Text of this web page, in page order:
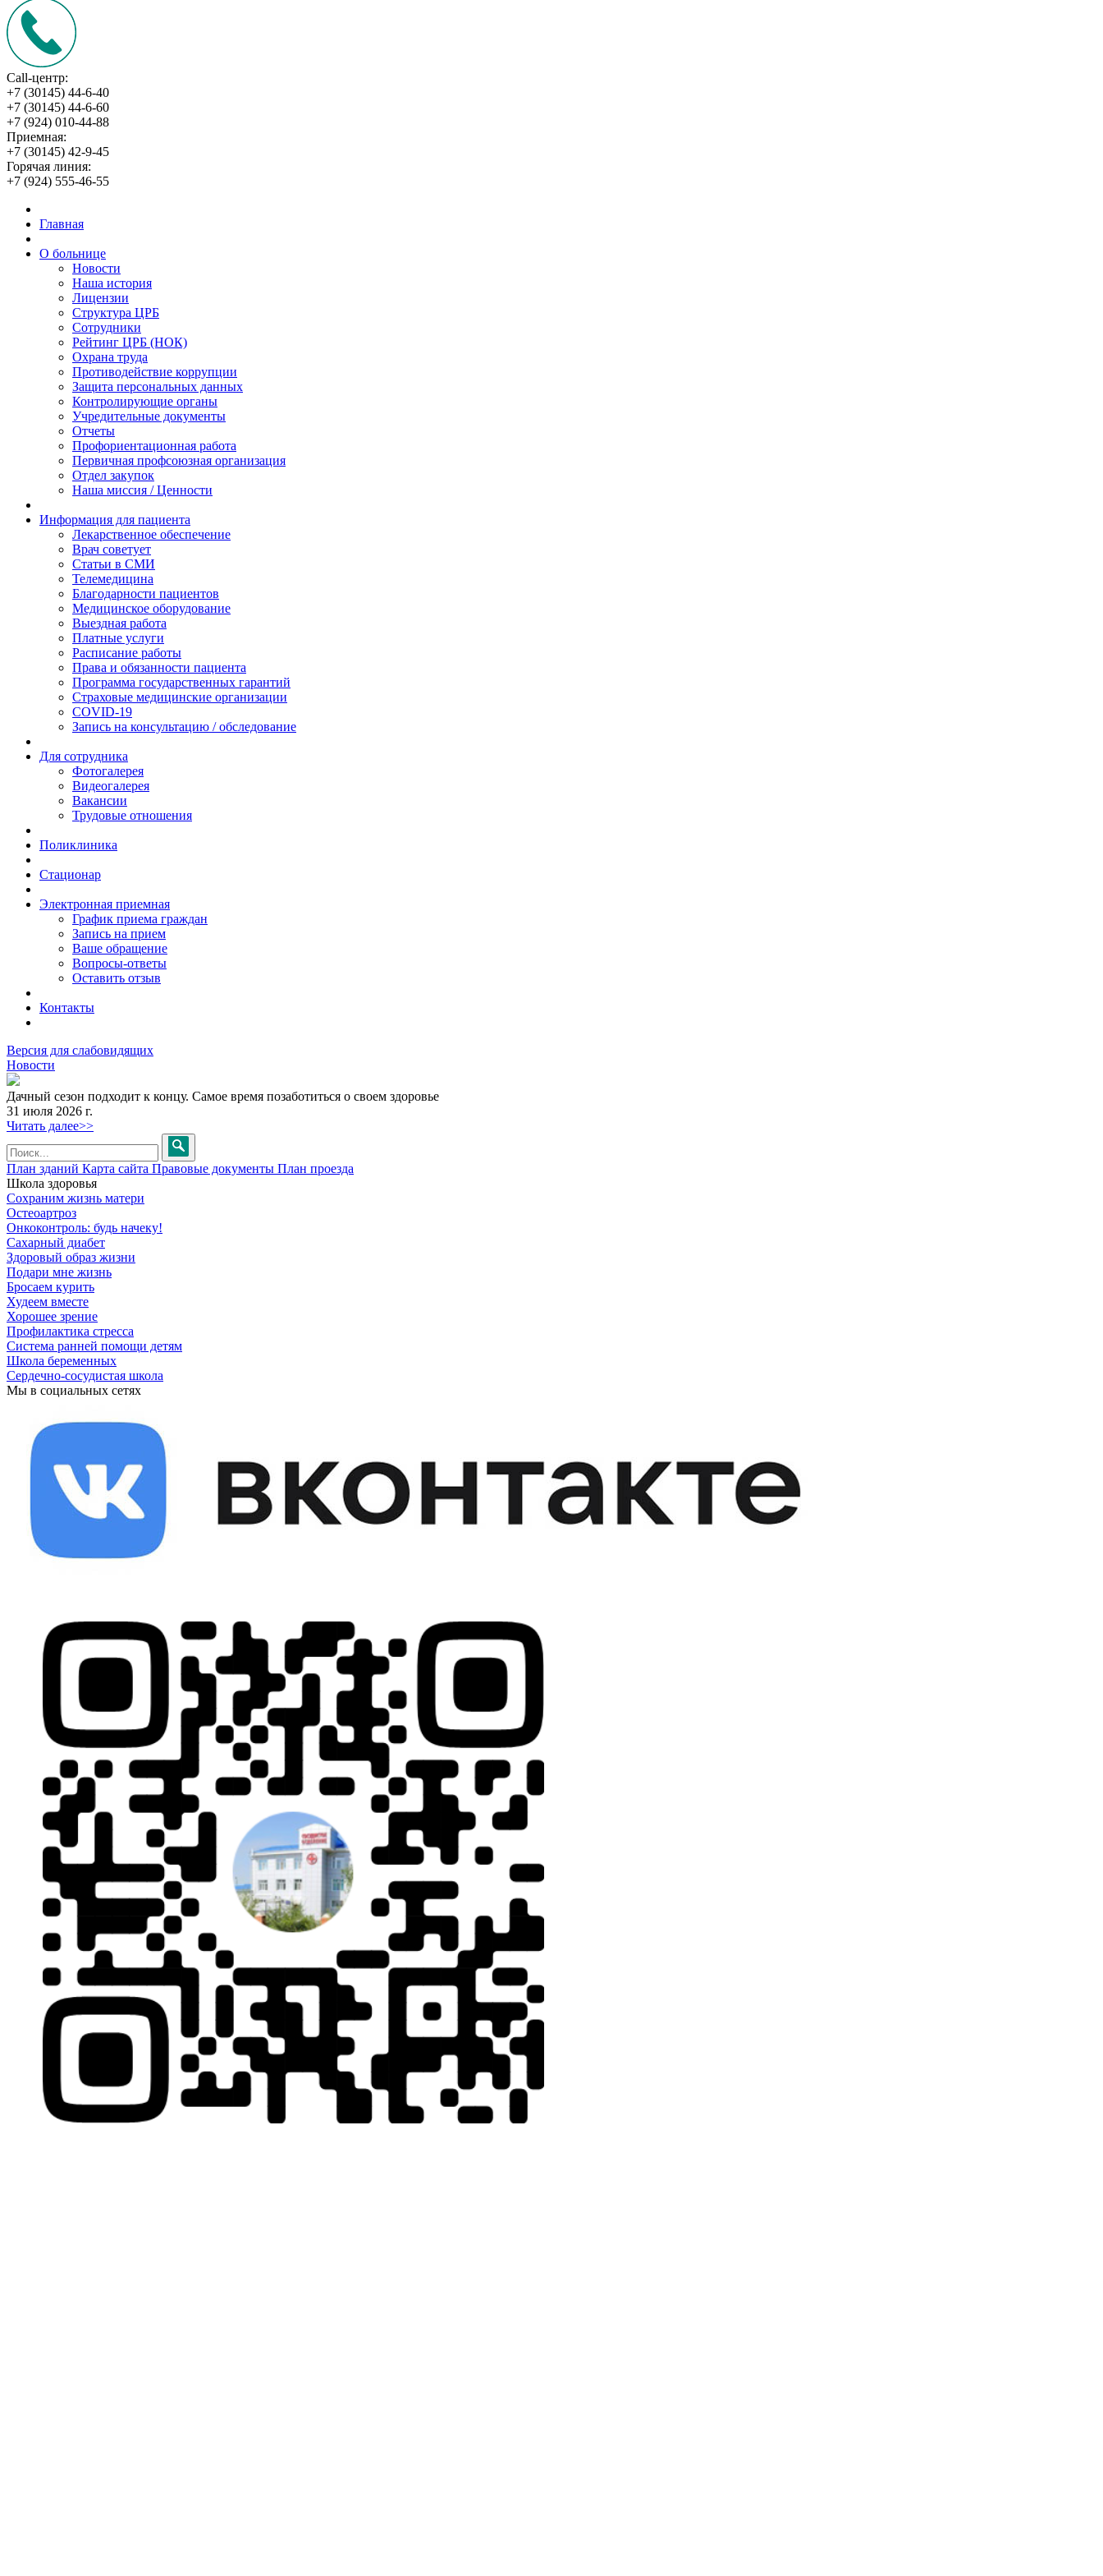
Call-центр:
+7 (30145) 44-6-40
+7 (30145) 44-6-60
+7 (924) 010-44-88
Приемная:
+7 (30145) 42-9-45
Горячая линия:
+7 (924) 555-46-55
Главная
О больнице
Новости
Наша история
Лицензии
Структура ЦРБ
Сотрудники
Рейтинг ЦРБ (НОК)
Охрана труда
Противодействие коррупции
Защита персональных данных
Контролирующие органы
Учредительные документы
Отчеты
Профориентационная работа
Первичная профсоюзная организация
Отдел закупок
Наша миссия / Ценности
Информация для пациента
Лекарственное обеспечение
Врач советует
Статьи в СМИ
Телемедицина
Благодарности пациентов
Медицинское оборудование
Выездная работа
Платные услуги
Расписание работы
Права и обязанности пациента
Программа государственных гарантий
Страховые медицинские организации
COVID-19
Запись на консультацию / обследование
Для сотрудника
Фотогалерея
Видеогалерея
Вакансии
Трудовые отношения
Поликлиника
Стационар
Электронная приемная
График приема граждан
Запись на прием
Ваше обращение
Вопросы-ответы
Оставить отзыв
Контакты
Версия для слабовидящих
Новости
Дачный сезон подходит к концу. Самое время позаботиться о своем здоровье
31 июля 2026 г.
Читать далее>>
План зданий Карта сайта Правовые документы План проезда
Школа здоровья
Сохраним жизнь матери
Остеоартроз
Онкоконтроль: будь начеку!
Сахарный диабет
Здоровый образ жизни
Подари мне жизнь
Бросаем курить
Худеем вместе
Хорошее зрение
Профилактика стресса
Система ранней помощи детям
Школа беременных
Сердечно-сосудистая школа
Мы в социальных сетях